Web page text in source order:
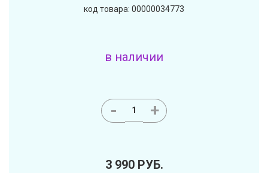
код товара: 00000034773
в наличии
- +
3 990 РУБ.